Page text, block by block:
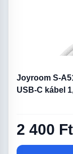
Joyroom S-
USB-C kábel
2 400 Ft